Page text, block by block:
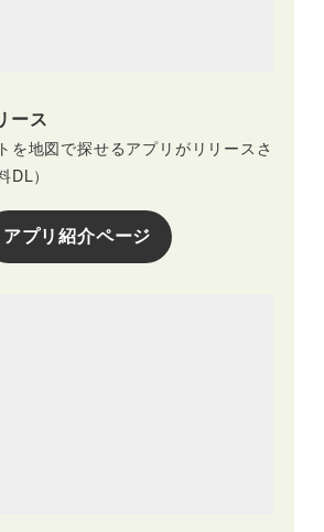
ース
を地図で探せるアプリがリリースさ
）
アプリ紹介ページ